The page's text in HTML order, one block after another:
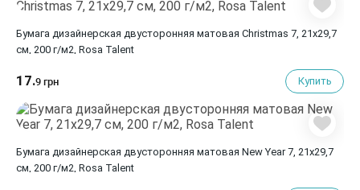
Бумага дизайнерская двусторонняя матовая Christmas 7, 21х29,7
см, 200 г/м2, Rosa Talent
17.9 грн Купить
Бумага дизайнерская двусторонняя матовая New Year 7, 21х29,7
см, 200 г/м2, Rosa Talent